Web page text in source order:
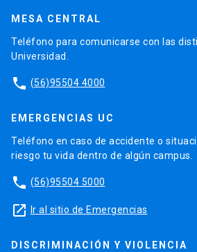
MESA CENTRAL
Teléfono para comunicarse con las
Universidad.
phone (56)95504 4000
EMERGENCIAS UC
Teléfono en caso de accidente o
riesgo tu vida dentro de algún campus.
phone (56)95504 5000
launch Ir al sitio de Emergencias
DISCRIMINACIÓN Y VIOLENCIA